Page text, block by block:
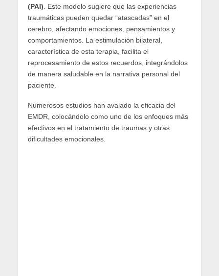
(PAI) . Este modelo sugiere que las experiencias
traumáticas pueden quedar “atascadas” en el
cerebro, afectando emociones, pensamientos y
comportamientos. La estimulación bilateral,
característica de esta terapia, facilita el
reprocesamiento de estos recuerdos, integrándolos
de manera saludable en la narrativa personal del
paciente.
Numerosos estudios han avalado la eficacia del
EMDR, colocándolo como uno de los enfoques más
efectivos en el tratamiento de traumas y otras
dificultades emocionales.